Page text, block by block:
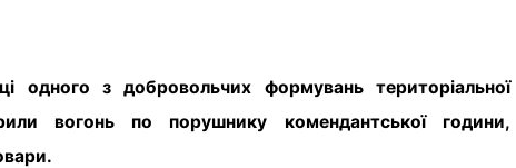
одного з добровольчих формувань територіальної
вогонь по порушнику комендантської години,